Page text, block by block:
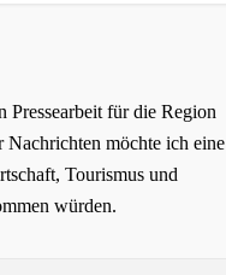
Pressearbeit für die Region
Nachrichten möchte ich eine
Tourismus und
würden.